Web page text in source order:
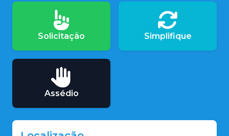
Solicitação Simplifique
Assédio